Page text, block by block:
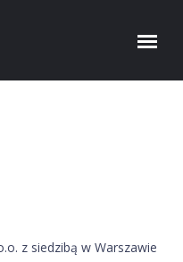
z siedzibą w Warszawie